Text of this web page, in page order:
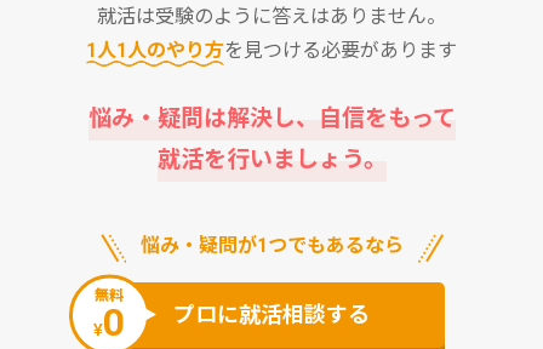
就活は受験のように答えはありません。
1⼈1⼈のやり⽅を⾒つける必要があります
悩み・疑問は解決し、⾃信をもって
就活を⾏いましょう。
悩み・疑問が1つでもあるなら
無料
¥0 プロに就活相談する